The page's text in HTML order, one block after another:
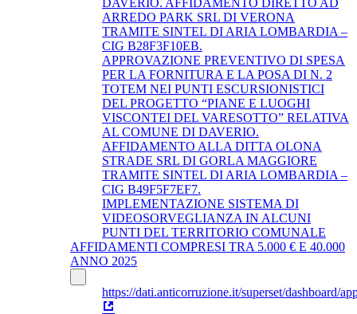
ARREDO PARK SRL DI VERONA
TRAMITE SINTEL DI ARIA LOMBARDIA –
CIG B28F3F10EB.
APPROVAZIONE PREVENTIVO DI SPESA
PER LA FORNITURA E LA POSA DI N. 2
TOTEM NEI PUNTI ESCURSIONISTICI
DEL PROGETTO “PIANE E LUOGHI
VISCONTEI DEL VARESOTTO” RELATIVA
AL COMUNE DI DAVERIO.
AFFIDAMENTO ALLA DITTA OLONA
STRADE SRL DI GORLA MAGGIORE
TRAMITE SINTEL DI ARIA LOMBARDIA –
CIG B49F5F7EF7.
IMPLEMENTAZIONE SISTEMA DI
VIDEOSORVEGLIANZA IN ALCUNI
PUNTI DEL TERRITORIO COMUNALE
AFFIDAMENTI COMPRESI TRA 5.000 € E 40.000
ANNO 2025
https://dati.anticorruzione.it/superset/dashboard/